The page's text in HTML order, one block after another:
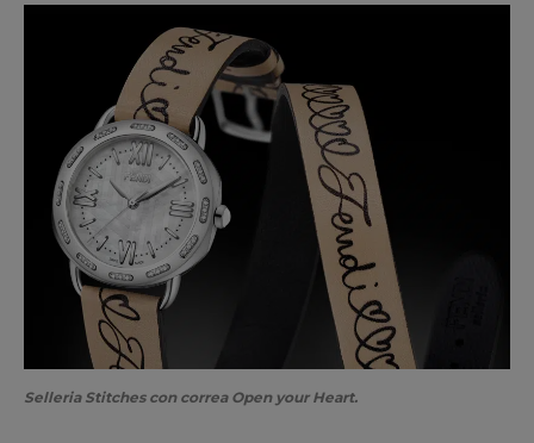
Selleria Stitches con correa Open your Heart.